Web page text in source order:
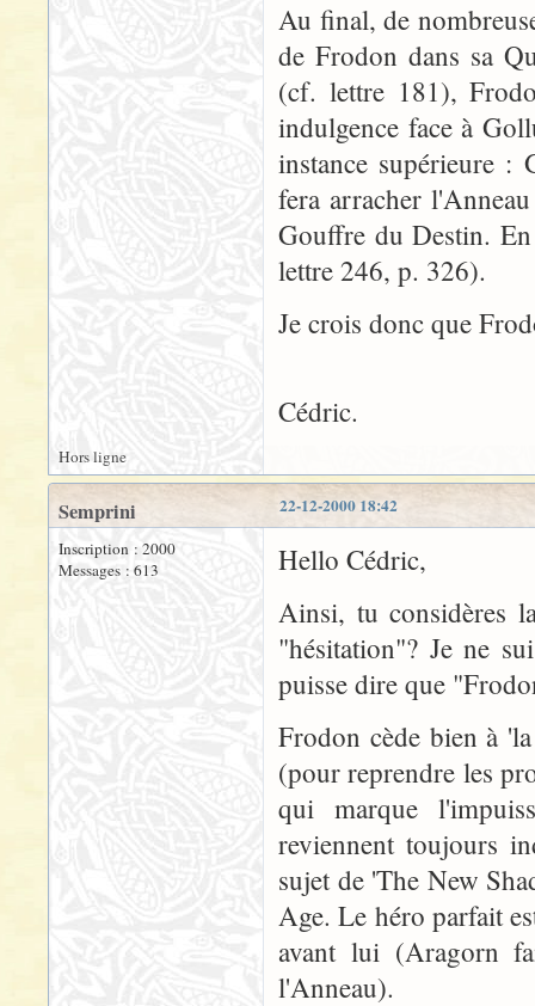
Au final, de
de Frodon dans sa
(cf. lettre 181),
indulgence face à
instance supérieure :
fera arracher
Gouffre du Destin.
lettre 246, p. 326).
Je crois donc que
Cédric.
Hors ligne
22-12-2000 18:42
Semprini
Inscription : 2000
Messages : 613
Hello Cédric,
Ainsi, tu considères
"hésitation"? Je ne
puisse dire que
Frodon cède bien à
(pour reprendre les
qui marque
reviennent toujours
sujet de 'The New
Age. Le héro parfait
avant lui (Aragorn
l'Anneau).